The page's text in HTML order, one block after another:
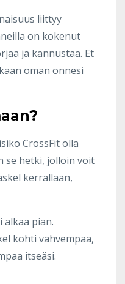
liittyy
on kokenut
ja kannustaa. Et
oman onnesi
CrossFit olla
se hetki, jolloin voit
kerrallaan,
alkaa pian.
kohti vahvempaa,
itseäsi.